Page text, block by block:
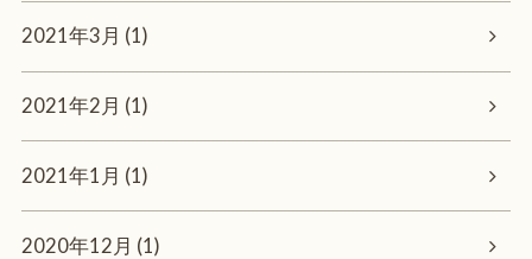
2021年3月 (1)
2021年2月 (1)
2021年1月 (1)
2020年12月 (1)